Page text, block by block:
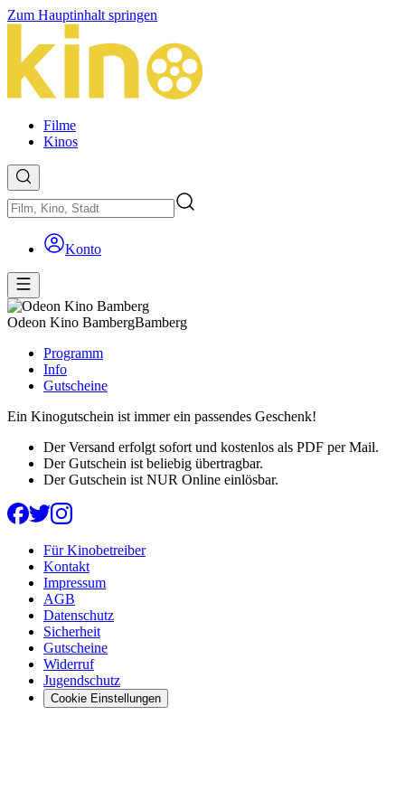
Zum Hauptinhalt springen
Filme
Kinos
Konto
Odeon Kino BambergBamberg
Programm
Info
Gutscheine
Ein Kinogutschein ist immer ein passendes Geschenk!
Der Versand erfolgt sofort und kostenlos als PDF per Mail.
Der Gutschein ist beliebig übertragbar.
Der Gutschein ist NUR Online einlösbar.
Für Kinobetreiber
Kontakt
Impressum
AGB
Datenschutz
Sicherheit
Gutscheine
Widerruf
Jugendschutz
Cookie Einstellungen